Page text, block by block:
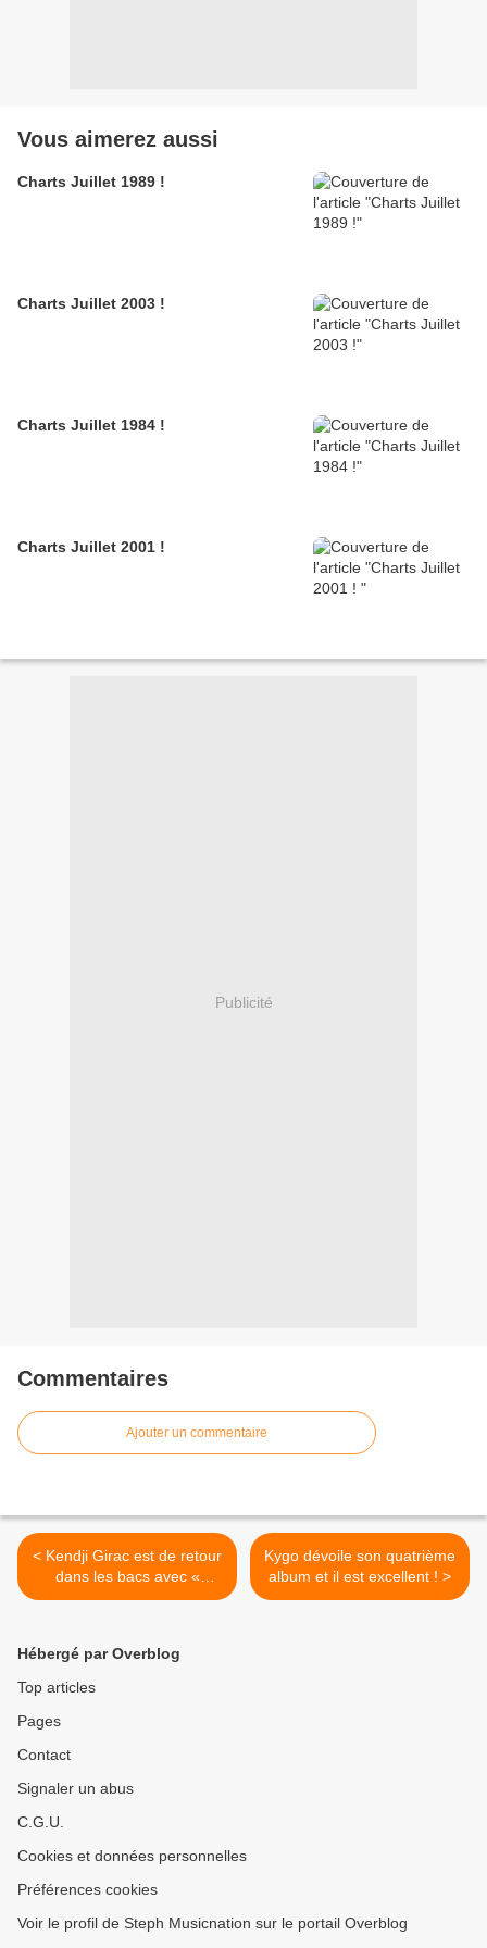
Vous aimerez aussi
Charts Juillet 1989 !
Charts Juillet 2003 !
Charts Juillet 1984 !
Charts Juillet 2001 !
Publicité
Commentaires
Ajouter un commentaire
< Kendji Girac est de retour
dans les bacs avec «
L’Ecole De La Vie » !
Kygo dévoile son quatrième
album et il est excellent ! >
Hébergé par Overblog
Top articles
Pages
Contact
Signaler un abus
C.G.U.
Cookies et données personnelles
Préférences cookies
Voir le profil de Steph Musicnation sur le portail Overblog